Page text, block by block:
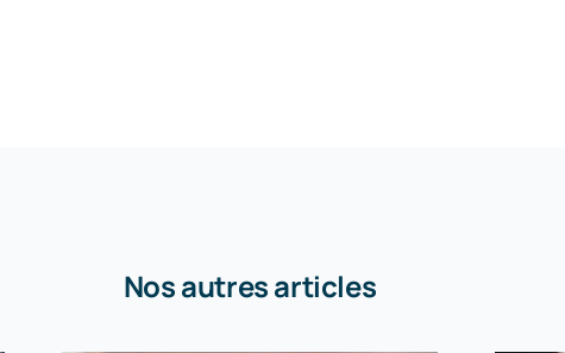
Nos autres articles